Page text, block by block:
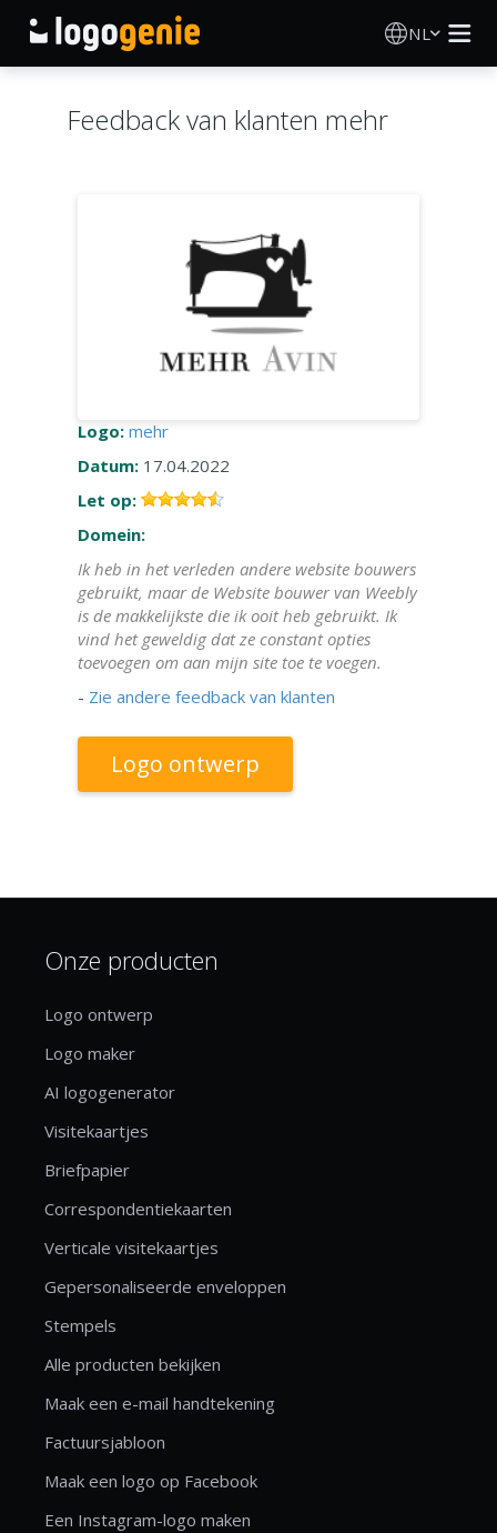
NL
Gedrukte producten
Feedback van klanten mehr
Logo: mehr
Datum: 17.04.2022
Let op:
Domein:
Ik heb in het verleden andere website bouwers
gebruikt, maar de Website bouwer van Weebly
is de makkelijkste die ik ooit heb gebruikt. Ik
vind het geweldig dat ze constant opties
toevoegen om aan mijn site toe te voegen.
- Zie andere feedback van klanten
Logo ontwerp
Onze producten
Logo ontwerp
Logo maker
AI logogenerator
Visitekaartjes
Briefpapier
Correspondentiekaarten
Verticale visitekaartjes
Gepersonaliseerde enveloppen
Stempels
Alle producten bekijken
Maak een e-mail handtekening
Factuursjabloon
Maak een logo op Facebook
Een Instagram-logo maken